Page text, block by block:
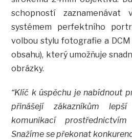
schopností
systémem perfektního
volbou stylu fotografie a
obsahu), který umožňuje
obrázky.
“Klíč k úspěchu je nabídnout
přinášejí zákazníkům
komunikací
Snažíme se překonat